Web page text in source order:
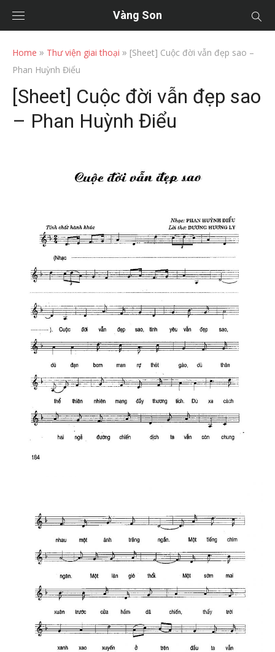
Vàng Son
Home » Thư viện giai thoại » [Sheet] Cuộc đời vẫn đẹp sao –
Phan Huỳnh Điểu
[Sheet] Cuộc đời vẫn đẹp sao
– Phan Huỳnh Điểu